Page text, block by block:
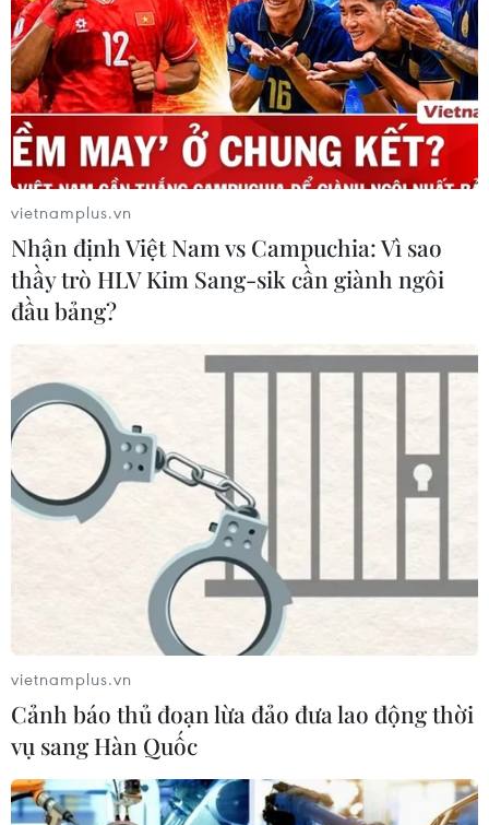
vietnamplus.vn
Nhận định Việt Nam vs Campuchia: Vì sao
thầy trò HLV Kim Sang-sik cần giành ngôi
đầu bảng?
vietnamplus.vn
Cảnh báo thủ đoạn lừa đảo đưa lao động thời
vụ sang Hàn Quốc